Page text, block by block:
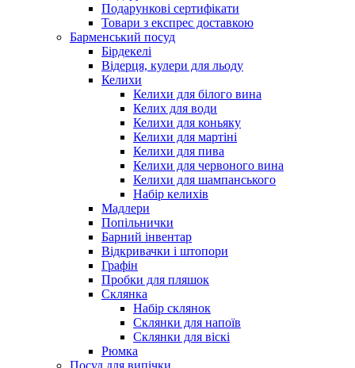
Подарункові сертифікати
Товари з експрес доставкою
Барменський посуд
Бірдекелі
Відерця, кулери для льоду
Келихи
Келихи для білого вина
Келих для води
Келихи для коньяку
Келихи для мартіні
Келихи для пива
Келихи для червоного вина
Келихи для шампанського
Набір келихів
Мадлери
Попільнички
Барний інвентар
Відкривачки і штопори
Графін
Пробки для пляшок
Склянка
Набір склянок
Склянки для напоїв
Склянки для віскі
Рюмка
Посуд для випічки